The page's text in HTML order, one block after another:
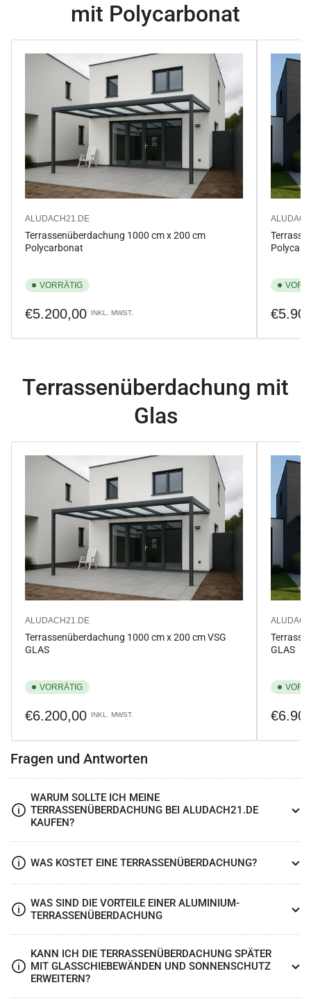
mit Polycarbonat
ALUDACH21.DE
Terrassenüberdachung 1000 cm x 200 cm
Polycarbonat
VORRÄTIG
Normaler
€5.200,00 INKL. MWST.
Terrassenüberdachung mit
Glas
ALUDACH21.DE
Terrassenüberdachung 1000 cm x 200 cm VSG
GLAS
VORRÄTIG
Normaler
€6.200,00 INKL. MWST.
GLAS
Fragen und Antworten
WARUM SOLLTE ICH MEINE
TERRASSENÜBERDACHUNG BEI ALUDACH21.DE
KAUFEN?
WAS KOSTET EINE TERRASSENÜBERDACHUNG?
WAS SIND DIE VORTEILE EINER ALUMINIUM-
TERRASSENÜBERDACHUNG
KANN ICH DIE TERRASSENÜBERDACHUNG SPÄTER
MIT GLASSCHIEBEWÄNDEN UND SONNENSCHUTZ
ERWEITERN?